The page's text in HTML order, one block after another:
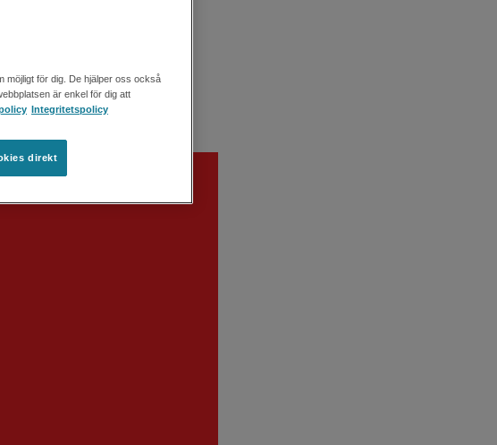
möjligt för dig. De hjälper oss också
är enkel för dig att
Integritetspolicy
direkt